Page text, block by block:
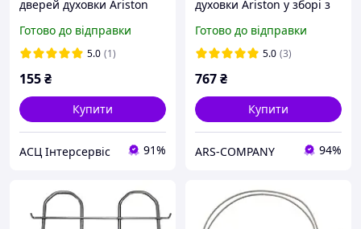
дверей духовки Ariston
C00081579&nbsp;&nbsp;A
R-047
Готово до відправки
5.0 (1)
155₴
Купити
АСЦ Інтерсервіс 91%
духовки Ariston у зборі з
=300C оригінальний
C00078426
Готово до відправки
5.0 (3)
767₴
Купити
ARS-COMPANY 94%